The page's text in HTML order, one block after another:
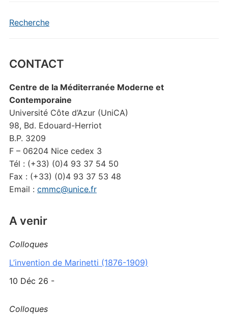
Recherche
CONTACT
Centre de la Méditerranée Moderne et
Contemporaine
Université Côte d’Azur (UniCA)
98, Bd. Edouard-Herriot
B.P. 3209
F – 06204 Nice cedex 3
Tél : (+33) (0)4 93 37 54 50
Fax : (+33) (0)4 93 37 53 48
Email : cmmc@unice.fr
A venir
Colloques
L’invention de Marinetti (1876-1909)
10 Déc 26 -
Colloques